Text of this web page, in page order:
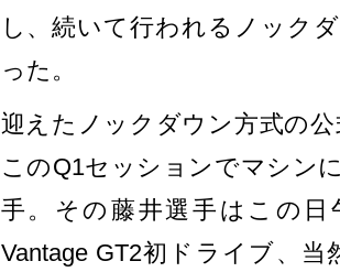
し、続いて行われるノック
った。
迎えたノックダウン方式の
このQ1セッションでマシン
手。その藤井選手はこの日
Vantage GT2初ドライブ、